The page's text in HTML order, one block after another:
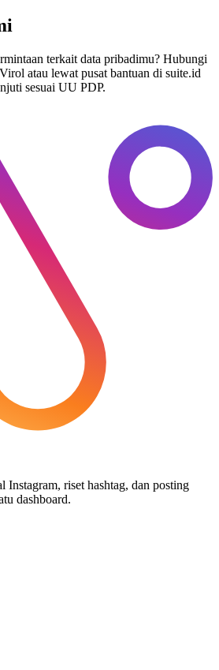
terkait data pribadimu? Hubungi
atau lewat pusat bantuan di suite.id
sesuai UU PDP.
Instagram, riset hashtag, dan posting
dashboard.